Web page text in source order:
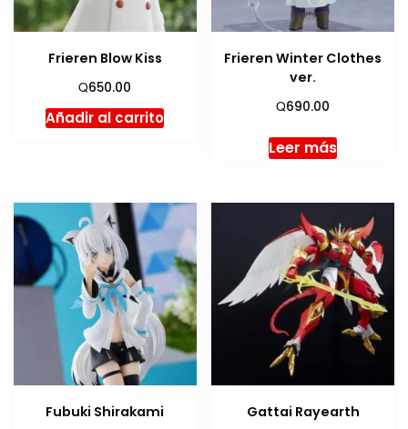
Frieren Blow Kiss
Q650.00
Añadir al carrito
Frieren Winter Clothes
ver.
Q690.00
Leer más
Fubuki Shirakami
Gattai Rayearth